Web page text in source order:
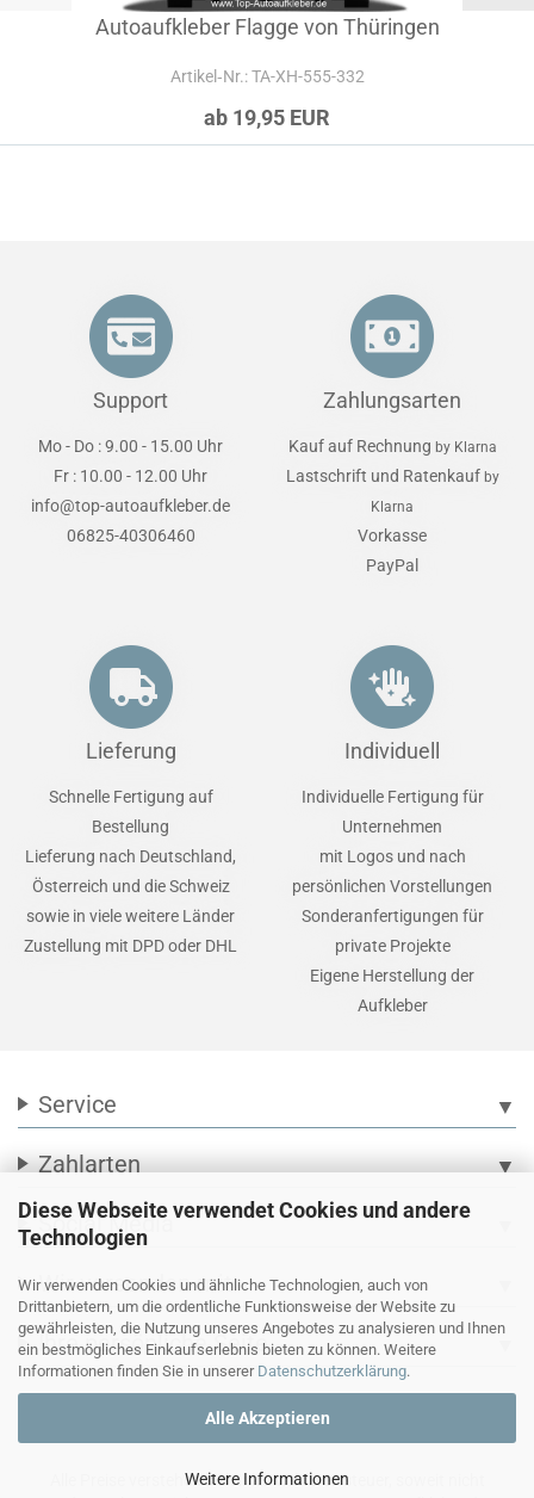
Diese Webseite verwendet Cookies und andere
Technologien
Wir verwenden Cookies und ähnliche Technologien, auch von
Drittanbietern, um die ordentliche Funktionsweise der Website zu
gewährleisten, die Nutzung unseres Angebotes zu analysieren und Ihnen
ein bestmögliches Einkaufserlebnis bieten zu können. Weitere
Informationen finden Sie in unserer Datenschutzerklärung.
Alle Akzeptieren
Weitere Informationen
Autoaufkleber Flagge von Thüringen
Artikel‑Nr.: TA-XH-555-332
ab 19,95 EUR
Support
Mo - Do : 9.00 - 15.00 Uhr
Fr : 10.00 - 12.00 Uhr
info@top-autoaufkleber.de
06825-40306460
Zahlungsarten
Kauf auf Rechnung by Klarna
Lastschrift und Ratenkauf by
Klarna
Vorkasse
PayPal
Lieferung
Schnelle Fertigung auf
Bestellung
Lieferung nach Deutschland,
Österreich und die Schweiz
sowie in viele weitere Länder
Zustellung mit DPD oder DHL
Individuell
Individuelle Fertigung für
Unternehmen
mit Logos und nach
persönlichen Vorstellungen
Sonderanfertigungen für
private Projekte
Eigene Herstellung der
Aufkleber
Service ▼
Zahlarten ▼
Social Media
Wir versenden mit
Ihre persönliche Seite
Alle Preise verstehen sich inkl. Mehrwertsteuer, soweit nicht